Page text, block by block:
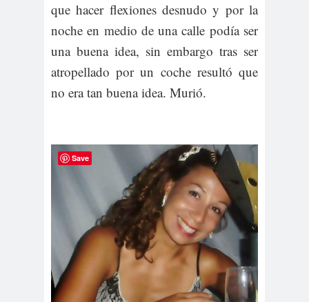
que hacer flexiones desnudo y por la
noche en medio de una calle podía ser
una buena idea, sin embargo tras ser
atropellado por un coche resultó que
no era tan buena idea. Murió.
Save